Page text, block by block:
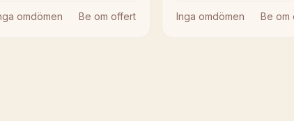
omdömen Be om offert Inga omdömen Be om